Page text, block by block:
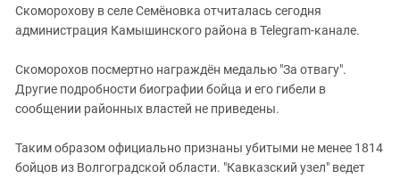
Скоморохову в селе Семёновка отчиталась сегодня
администрация Камышинского района в Telegram-канале.
Скоморохов посмертно награждён медалью "За отвагу".
Другие подробности биографии бойца и его гибели в
сообщении районных властей не приведены.
Таким образом официально признаны убитыми не менее 1814
бойцов из Волгоградской области. "Кавказский узел" ведет